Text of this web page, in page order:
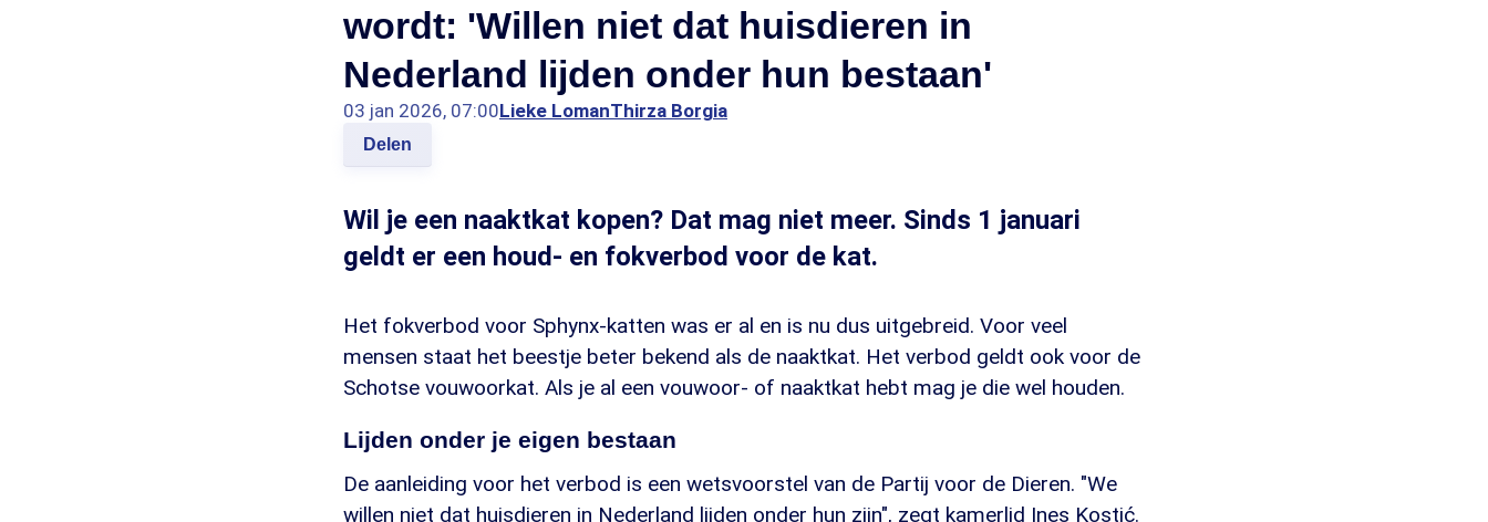
wordt: 'Willen niet dat huisdieren in
Nederland lijden onder hun bestaan'
03 jan 2026, 07:00Lieke LomanThirza Borgia
Delen
Wil je een naaktkat kopen? Dat mag niet meer. Sinds 1 januari
geldt er een houd- en fokverbod voor de kat.
Het fokverbod voor Sphynx-katten was er al en is nu dus uitgebreid. Voor veel
mensen staat het beestje beter bekend als de naaktkat. Het verbod geldt ook voor de
Schotse vouwoorkat. Als je al een vouwoor- of naaktkat hebt mag je die wel houden.
Lijden onder je eigen bestaan
De aanleiding voor het verbod is een wetsvoorstel van de Partij voor de Dieren. "We
willen niet dat huisdieren in Nederland lijden onder hun zijn", zegt kamerlid Ines Kostić.